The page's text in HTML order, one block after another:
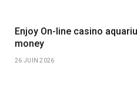
Enjoy On-line casino
money
26 JUIN 2026